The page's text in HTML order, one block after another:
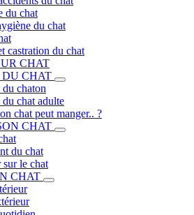
du chat
du chat
castration du chat
CHAT
CHAT
chaton
chat adulte
chat peut manger.. ?
CHAT
du chat
sur le chat
CHAT